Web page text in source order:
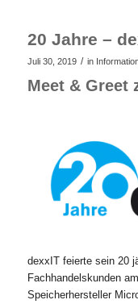
20 Jahre –
Juli 30, 2019 / in
Meet & Greet
dexxIT feierte sein 20
Fachhandelskunden
Speicherhersteller